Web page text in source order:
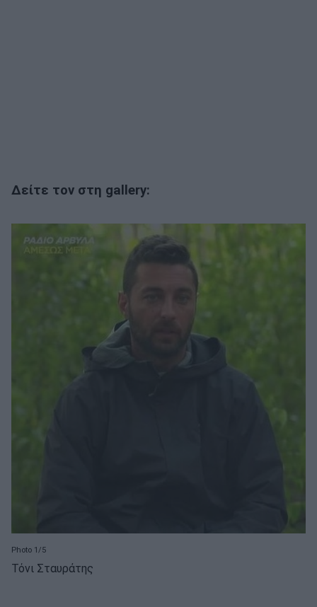
Δείτε τον στη gallery:
Photo 1/5
Τόνι Σταυράτης